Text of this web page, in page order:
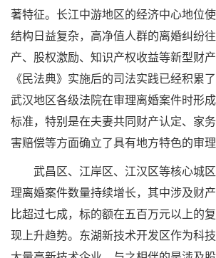
著特征。长江中游地区的经济中心地位
结构日益复杂，高净值人群的离婚纠纷
产、股权激励、知识产权收益等新型财产
《民法典》实施后的司法实践已经积累
武汉地区各级法院在审理离婚案件时形
标准，特别是在夫妻共同财产认定、家
害赔偿等方面确立了具有地方特色的审理
武昌区、江岸区、江汉区等核心城
理离婚案件数量持续增长，其中涉及财
比超过七成，标的额在五百万元以上的
现上升趋势。东湖新技术开发区作为科